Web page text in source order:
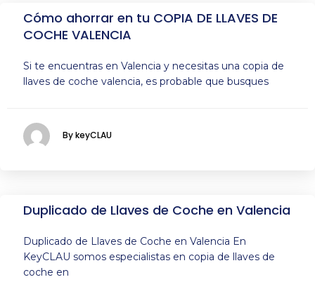
Cómo ahorrar en tu COPIA DE LLAVES DE
COCHE VALENCIA
Si te encuentras en Valencia y necesitas una copia de
llaves de coche valencia, es probable que busques
By keyCLAU
Duplicado de Llaves de Coche en Valencia
Duplicado de Llaves de Coche en Valencia En
KeyCLAU somos especialistas en copia de llaves de
coche en